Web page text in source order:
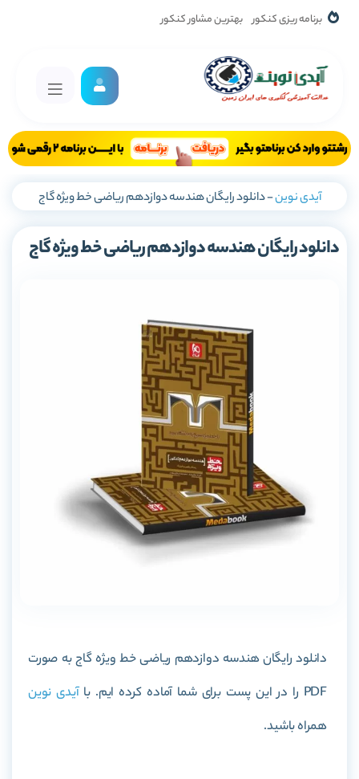
برنامه ریزی کنکور بهترین مشاور کنکور
آیدی نوین-دانلود رایگان هندسه دوازدهم ریاضی خط ویژه گاج
دانلود رایگان هندسه دوازدهم ریاضی خط ویژه گاج
دانلود رایگانهندسه دوازدهم ریاضی خط ویژه گاجبه صورت
PDF را در این پست برای شما آماده کرده ایم. با
آیدی نوین
همراه باشید.